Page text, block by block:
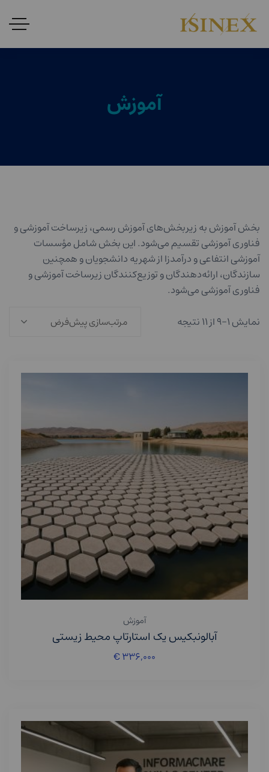
آموزش
بخش آموزش به زیربخش‌های آموزش رسمی، زیرساخت آموزشی و
فناوری آموزشی تقسیم می‌شود. این بخش شامل مؤسسات
آموزشی انتفاعی و درآمدزا از شهریه دانشجویان و همچنین
سازندگان، ارائه‌دهندگان و توزیع‌کنندگان زیرساخت آموزشی و
فناوری آموزشی می‌شود.
نمایش ۱–۹ از ۱۱ نتیجه
مرتب‌سازی پیش‌فرض
آموزش
آبالونبکیس یک استارتاپ محیط‌ زیستی
€۳۳۶,۰۰۰